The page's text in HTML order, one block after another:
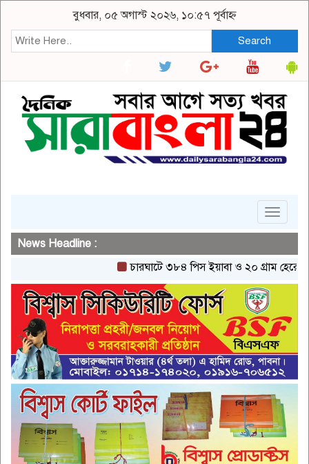
বুধবার, ০৫ অগাস্ট ২০২৬, ১০:৫৭ পূর্বাহ্ন
Search
Toggle
News Headline :
চারঘাটে ৩৮৪ পিস ইয়াবা ও ২০ গ্রাম হেরোইনসহ